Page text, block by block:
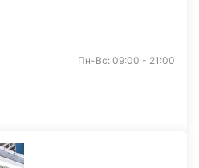
Пн-Вс: 09:00 - 21:00